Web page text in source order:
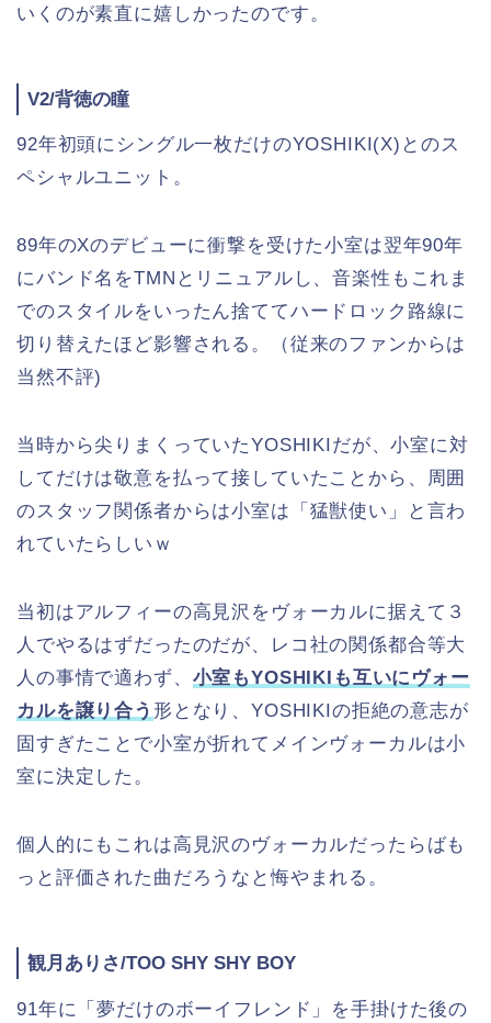
いくのが素直に嬉しかったのです。
V2/背徳の瞳
92年初頭にシングル一枚だけのYOSHIKI(X)とのス
ペシャルユニット。
89年のXのデビューに衝撃を受けた小室は翌年90年
にバンド名をTMNとリニュアルし、音楽性もこれま
でのスタイルをいったん捨ててハードロック路線に
切り替えたほど影響される。（従来のファンからは
当然不評)
当時から尖りまくっていたYOSHIKIだが、小室に対
してだけは敬意を払って接していたことから、周囲
のスタッフ関係者からは小室は「猛獣使い」と言わ
れていたらしいｗ
当初はアルフィーの高見沢をヴォーカルに据えて３
人でやるはずだったのだが、レコ社の関係都合等大
人の事情で適わず、 小室もYOSHIKIも互いにヴォー
カルを譲り合う 形となり、YOSHIKIの拒絶の意志が
固すぎたことで小室が折れてメインヴォーカルは小
室に決定した。
個人的にもこれは高見沢のヴォーカルだったらばも
っと評価された曲だろうなと悔やまれる。
観月ありさ/TOO SHY SHY BOY
91年に「夢だけのボーイフレンド」を手掛けた後の